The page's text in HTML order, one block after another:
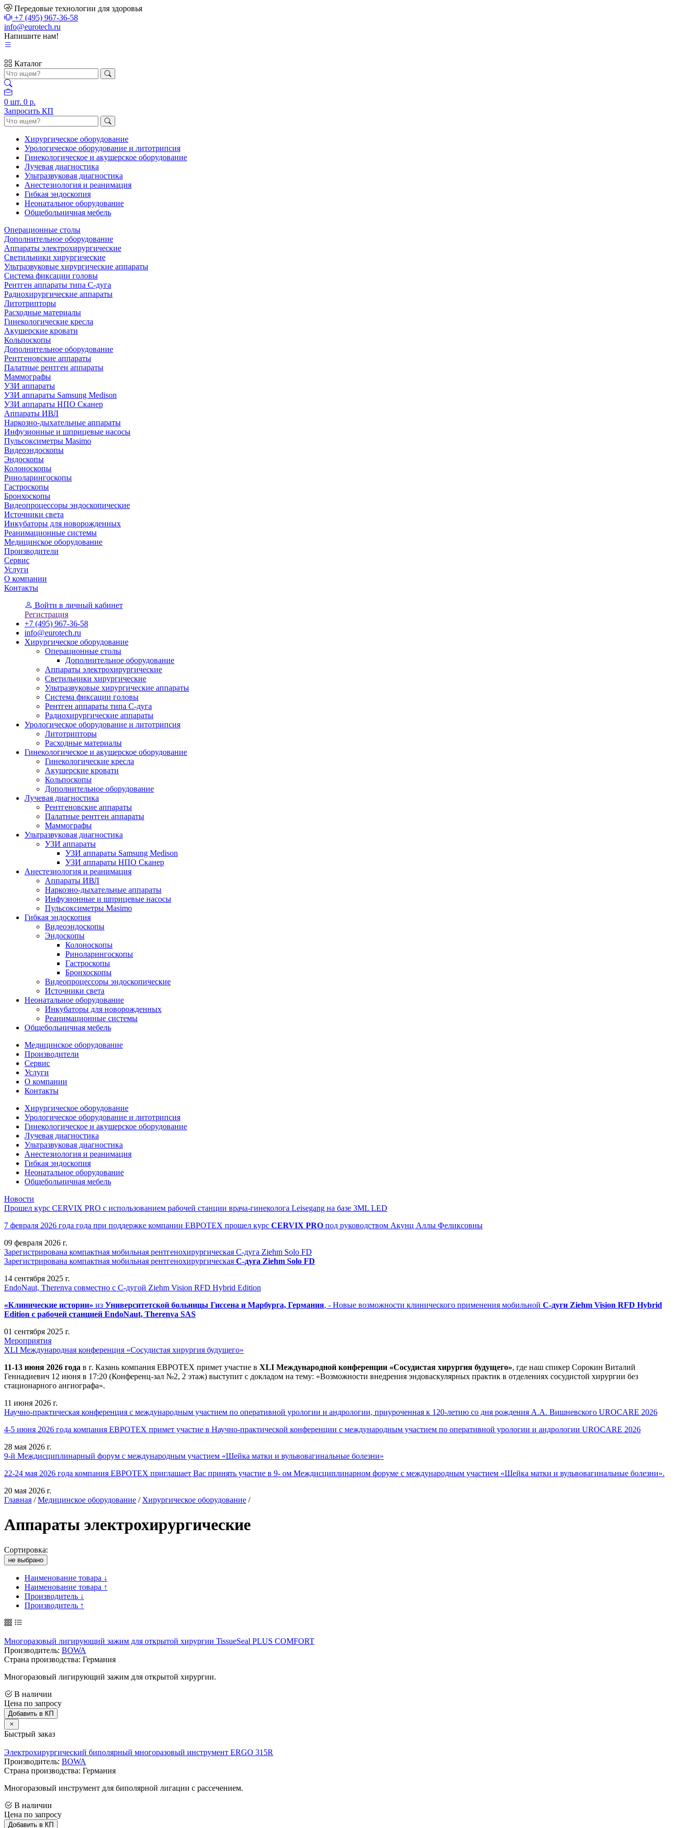
Передовые технологии для здоровья
+7 (495) 967-36-58
info@eurotech.ru
Напишите нам!
Каталог
0 шт. 0 р.
Запросить КП
Хирургическое оборудование
Урологическое оборудование и литотрипсия
Гинекологическое и акушерское оборудование
Лучевая диагностика
Ультразвуковая диагностика
Анестезиология и реанимация
Гибкая эндоскопия
Неонатальное оборудование
Общебольничная мебель
Операционные столы
Дополнительное оборудование
Аппараты электрохирургические
Светильники хирургические
Ультразвуковые хирургические аппараты
Система фиксации головы
Рентген аппараты типа С-дуга
Радиохирургические аппараты
Литотрипторы
Расходные материалы
Гинекологические кресла
Акушерские кровати
Кольпоскопы
Дополнительное оборудование
Рентгеновские аппараты
Палатные рентген аппараты
Маммографы
УЗИ аппараты
УЗИ аппараты Samsung Medison
УЗИ аппараты НПО Сканер
Аппараты ИВЛ
Наркозно-дыхательные аппараты
Инфузионные и шприцевые насосы
Пульсоксиметры Masimo
Видеоэндоскопы
Эндоскопы
Колоноскопы
Риноларингоскопы
Гастроскопы
Бронхоскопы
Видеопроцессоры эндоскопические
Источники света
Инкубаторы для новорожденных
Реанимационные системы
Медицинское оборудование
Производители
Сервис
Услуги
О компании
Контакты
Войти в личный кабинет
Регистрация
+7 (495) 967-36-58
info@eurotech.ru
Хирургическое оборудование
Операционные столы
Дополнительное оборудование
Аппараты электрохирургические
Светильники хирургические
Ультразвуковые хирургические аппараты
Система фиксации головы
Рентген аппараты типа С-дуга
Радиохирургические аппараты
Урологическое оборудование и литотрипсия
Литотрипторы
Расходные материалы
Гинекологическое и акушерское оборудование
Гинекологические кресла
Акушерские кровати
Кольпоскопы
Дополнительное оборудование
Лучевая диагностика
Рентгеновские аппараты
Палатные рентген аппараты
Маммографы
Ультразвуковая диагностика
УЗИ аппараты
УЗИ аппараты Samsung Medison
УЗИ аппараты НПО Сканер
Анестезиология и реанимация
Аппараты ИВЛ
Наркозно-дыхательные аппараты
Инфузионные и шприцевые насосы
Пульсоксиметры Masimo
Гибкая эндоскопия
Видеоэндоскопы
Эндоскопы
Колоноскопы
Риноларингоскопы
Гастроскопы
Бронхоскопы
Видеопроцессоры эндоскопические
Источники света
Неонатальное оборудование
Инкубаторы для новорожденных
Реанимационные системы
Общебольничная мебель
Медицинское оборудование
Производители
Сервис
Услуги
О компании
Контакты
Хирургическое оборудование
Урологическое оборудование и литотрипсия
Гинекологическое и акушерское оборудование
Лучевая диагностика
Ультразвуковая диагностика
Анестезиология и реанимация
Гибкая эндоскопия
Неонатальное оборудование
Общебольничная мебель
Новости
Прошел курс CERVIX PRO с использованием рабочей станции врача-гинеколога Leisegang на базе 3ML LED
7 февраля 2026 года года при поддержке компании ЕВРОТЕХ прошел курс CERVIX PRO под руководством Акунц Аллы Феликсовны
09 февраля 2026 г.
Зарегистрирована компактная мобильная рентгенохирургическая С-дуга Ziehm Solo FD
Зарегистрирована компактная мобильная рентгенохирургическая С-дуга Ziehm Solo FD
14 сентября 2025 г.
EndoNaut, Therenva совместно с С-дугой Ziehm Vision RFD Hybrid Edition
«Клинические истории» из Университетской больницы Гиссена и Марбурга, Германия, - Новые возможности клинического применения мобильной С-дуги Ziehm Vision RFD Hybrid
Edition с рабочей станцией EndoNaut, Therenva SAS
01 сентября 2025 г.
Мероприятия
XLI Международная конференция «Сосудистая хирургия будущего»
11-13 июня 2026 года в г. Казань компания ЕВРОТЕХ примет участие в XLI Международной конференции «Сосудистая хирургия будущего», где наш спикер Сорокин Виталий
Геннадиевич 12 июня в 17:20 (Конференц-зал №2, 2 этаж) выступит с докладом на тему: «Возможности внедрения эндоваскулярных практик в отделениях сосудистой хирургии без
стационарного ангиографа».
11 июня 2026 г.
Научно-практическая конференция с международным участием по оперативной урологии и андрологии, приуроченная к 120-летию со дня рождения А.А. Вишневского UROCARE 2026
4-5 июня 2026 года компания ЕВРОТЕХ примет участие в Научно-практической конференции с международным участием по оперативной урологии и андрологии UROCARE 2026
28 мая 2026 г.
9-й Междисциплинарный форум с международным участием «Шейка матки и вульвовагинальные болезни»
22-24 мая 2026 года компания ЕВРОТЕХ приглашает Вас принять участие в 9- ом Междисциплинарном форуме с международным участием «Шейка матки и вульвовагинальные болезни».
20 мая 2026 г.
Главная / Медицинское оборудование / Хирургическое оборудование /
Аппараты электрохирургические
Сортировка:
не выбрано
Наименование товара ↓
Наименование товара ↑
Производитель ↓
Производитель ↑
Многоразовый лигирующий зажим для открытой хирургии TissueSeal PLUS COMFORT
Производитель: BOWA
Страна производства: Германия
Многоразовый лигирующий зажим для открытой хирургии.
В наличии
Цена по запросу
Добавить в КП
Быстрый заказ
Электрохирургический биполярный многоразовый инструмент ERGO 315R
Производитель: BOWA
Страна производства: Германия
Многоразовый инструмент для биполярной лигации с рассечением.
В наличии
Цена по запросу
Добавить в КП